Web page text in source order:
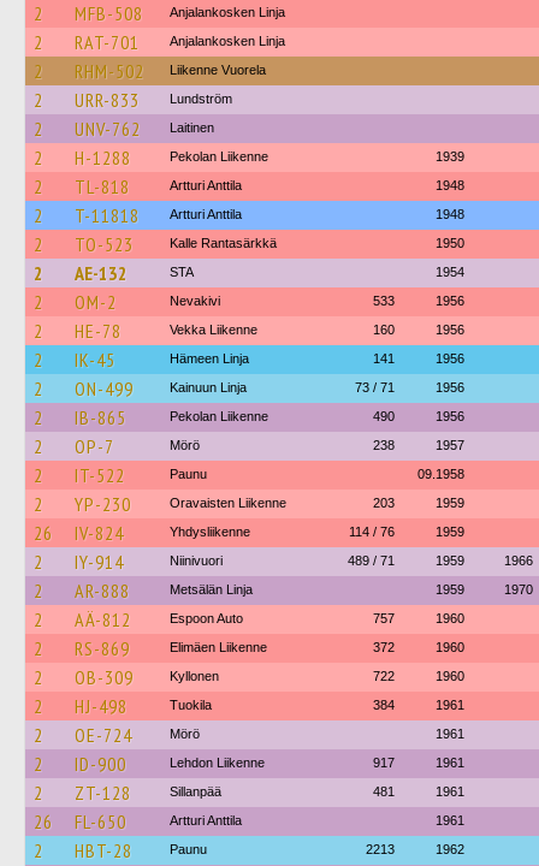
2 MFB-508 Anjalankosken Linja
2 RAT-701 Anjalankosken Linja
2 RHM-502 Liikenne Vuorela
2 URR-833 Lundström
2 UNV-762 Laitinen
2 H-1288 Pekolan Liikenne 1939
2 TL-818 Artturi Anttila 1948
2 T-11818 Artturi Anttila 1948
2 TO-523 Kalle Rantasärkkä 1950
2 AE-132 STA 1954
2 OM-2 Nevakivi 533 1956
2 HE-78 Vekka Liikenne 160 1956
2 IK-45 Hämeen Linja 141 1956
2 ON-499 Kainuun Linja 73 / 71 1956
2 IB-865 Pekolan Liikenne 490 1956
2 OP-7 Mörö 238 1957
2 IT-522 Paunu 09.1958
2 YP-230 Oravaisten Liikenne 203 1959
26 IV-824 Yhdysliikenne 114 / 76 1959
2 IY-914 Niinivuori 489 / 71 1959 1966
2 AR-888 Metsälän Linja 1959 1970
2 AÄ-812 Espoon Auto 757 1960
2 RS-869 Elimäen Liikenne 372 1960
2 OB-309 Kyllonen 722 1960
2 HJ-498 Tuokila 384 1961
2 OE-724 Mörö 1961
2 ID-900 Lehdon Liikenne 917 1961
2 ZT-128 Sillanpää 481 1961
26 FL-650 Artturi Anttila 1961
2 HBT-28 Paunu 2213 1962